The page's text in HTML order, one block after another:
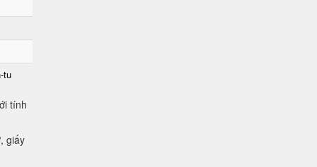
tu
tính
giấy